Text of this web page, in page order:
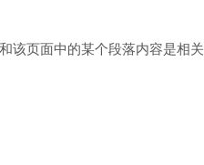
该页面中的某个段落内容是相关